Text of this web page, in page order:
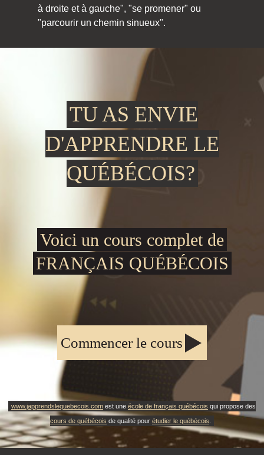
à droite et à gauche", "se promener" ou
"parcourir un chemin sinueux".
TU AS ENVIE
D'APPRENDRE LE
QUÉBÉCOIS?
Voici un cours complet de
FRANÇAIS QUÉBÉCOIS
Commencer le cours
www.japprendslequebecois.com est une école de français québécois qui propose des
cours de québécois de qualité pour étudier le québécois